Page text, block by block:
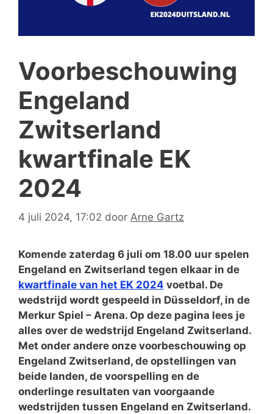
Voorbeschouwing
Engeland
Zwitserland
kwartfinale EK
2024
4 juli 2024, 17:02 door Arne Gartz
Komende zaterdag 6 juli om 18.00 uur spelen
Engeland en Zwitserland tegen elkaar in de
kwartfinale van het EK 2024 voetbal. De
wedstrijd wordt gespeeld in Düsseldorf, in de
Merkur Spiel – Arena. Op deze pagina lees je
alles over de wedstrijd Engeland Zwitserland.
Met onder andere onze voorbeschouwing op
Engeland Zwitserland, de opstellingen van
beide landen, de voorspelling en de
onderlinge resultaten van voorgaande
wedstrijden tussen Engeland en Zwitserland.